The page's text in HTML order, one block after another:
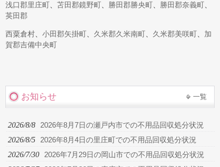
浅口郡里庄町 、苫田郡鏡野町 勝田郡勝央町 勝田郡奈義町
英田郡
西粟倉村 、小田郡矢掛町 久米郡久米南町 久米郡美咲町
加
賀郡吉備中央町
お知らせ 一覧
2026/8/8 2026年8月7日の瀬戸内市での不用品回収処分状況
2026/8/5 2026年8月4日の里庄町での不用品回収処分状況
2026/7/30 2026年7月29日の岡山市での不用品回収処分状況